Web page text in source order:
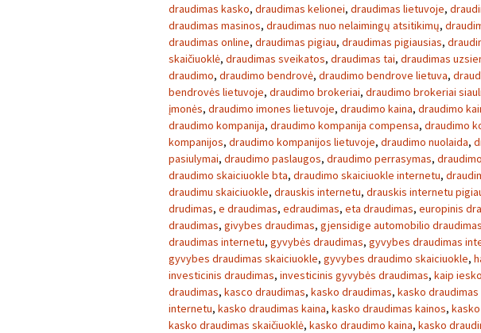
draudimas kasko, draudimas kelionei, draudimas lietuvoje,
draudimas masinos, draudimas nuo nelaimingų atsitikimų,
draudimas online, draudimas pigiau, draudimas pigiausias,
skaičiuoklė, draudimas sveikatos, draudimas tai, draudimas
draudimo, draudimo bendrovė, draudimo bendrove lietuva,
bendrovės lietuvoje, draudimo brokeriai, draudimo brokeriai
įmonės, draudimo imones lietuvoje, draudimo kaina, draudimo
draudimo kompanija, draudimo kompanija compensa, draudimo
kompanijos, draudimo kompanijos lietuvoje, draudimo nuolaida,
pasiulymai, draudimo paslaugos, draudimo perrasymas,
draudimo skaiciuokle bta, draudimo skaiciuokle internetu,
draudimu skaiciuokle, drauskis internetu, drauskis internetu
drudimas, e draudimas, edraudimas, eta draudimas, europinis
draudimas, givybes draudimas, gjensidige automobilio draudimas
draudimas internetu, gyvybės draudimas, gyvybes draudimas
gyvybes draudimas skaiciuokle, gyvybes draudimo skaiciuokle,
investicinis draudimas, investicinis gyvybės draudimas, kaip
draudimas, kasco draudimas, kasko draudimas, kasko
internetu, kasko draudimas kaina, kasko draudimas kainos,
kasko draudimas skaičiuoklė, kasko draudimo kaina, kasko